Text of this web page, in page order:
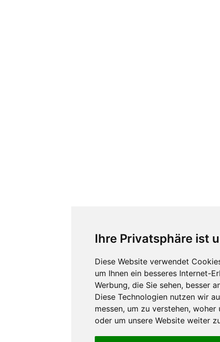
Ihre Privatsphäre ist
Diese Website verwendet
um Ihnen ein besseres Internet-
Werbung, die Sie sehen, besser
Diese Technologien nutzen wir
messen, um zu verstehen, woher
oder um unsere Website weiter